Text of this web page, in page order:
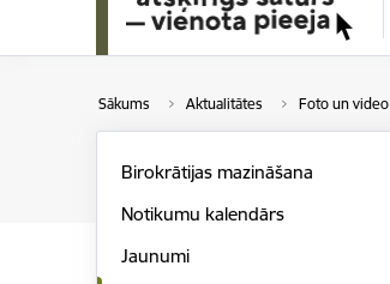
Sākums Aktualitātes Foto un video
Birokrātijas mazināšana
Notikumu kalendārs
Jaunumi